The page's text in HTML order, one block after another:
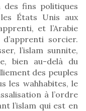
des fins politiques
États Unis aux
et l’Arabie
sorcier.
l’islam sunnite,
bien au-delà du
des peuples
les wahhabites, le
à l’ordre
l’islam qui est en